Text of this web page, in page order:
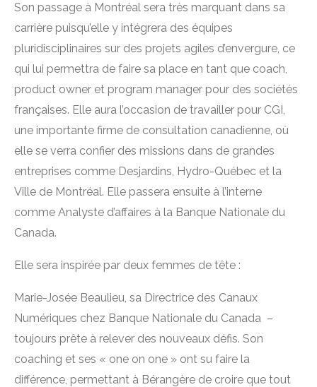
Son passage à Montréal sera très marquant dans sa
carrière puisqu’elle y intégrera des équipes
pluridisciplinaires sur des projets agiles d’envergure, ce
qui lui permettra de faire sa place en tant que coach,
product owner et program manager pour des sociétés
françaises. Elle aura l’occasion de travailler pour CGI,
une importante firme de consultation canadienne, où
elle se verra confier des missions dans de grandes
entreprises comme Desjardins, Hydro-Québec et la
Ville de Montréal. Elle passera ensuite à l’interne
comme Analyste d’affaires à la Banque Nationale du
Canada.
Elle sera inspirée par deux femmes de tête :
Marie-Josée Beaulieu, sa Directrice des Canaux
Numériques chez Banque Nationale du Canada –
toujours prête à relever des nouveaux défis. Son
coaching et ses « one on one » ont su faire la
différence, permettant à Bérangère de croire que tout